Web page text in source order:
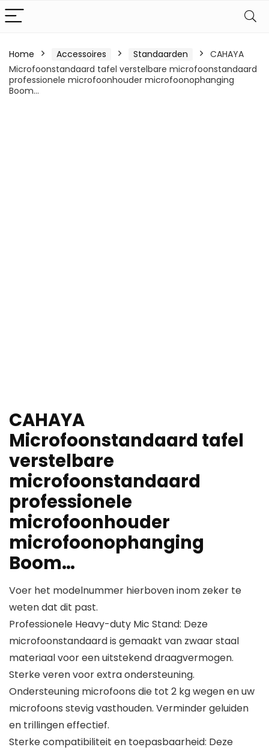
Home Accessoires Standaarden
CAHAYA
Microfoonstandaard tafel verstelbare microfoonstandaard
professionele microfoonhouder microfoonophanging
Boom…
CAHAYA
Microfoonstandaard tafel
verstelbare
microfoonstandaard
professionele
microfoonhouder
microfoonophanging
Boom…
Voer het modelnummer hierboven inom zeker te
weten dat dit past.
Professionele Heavy-duty Mic Stand: Deze
microfoonstandaard is gemaakt van zwaar staal
materiaal voor een uitstekend draagvermogen.
Sterke veren voor extra ondersteuning.
Ondersteuning microfoons die tot 2 kg wegen en uw
microfoons stevig vasthouden. Verminder geluiden
en trillingen effectief.
Sterke compatibiliteit en toepasbaarheid: Deze